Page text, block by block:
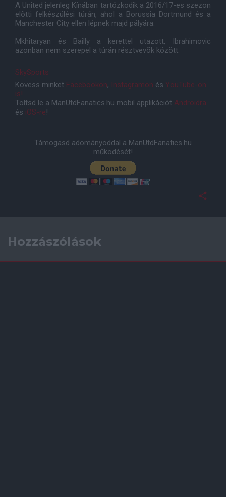
A United jelenleg Kínában tartózkodik a 2016/17-es szezon
elõtti felkészülési túrán, ahol a Borussia Dortmund és a
Manchester City ellen lépnek majd pályára.
Mkhitaryan és Bailly a kerettel utazott, Ibrahimovic
azonban nem szerepel a túrán résztvevõk között.
SkySports
Kövess minket Facebookon, Instagramon és YouTube-on
is!
Töltsd le a ManUtdFanatics.hu mobil applikációt Androidra
és iOS-re!
Támogasd adományoddal a ManUtdFanatics.hu
működését!
Hozzászólások